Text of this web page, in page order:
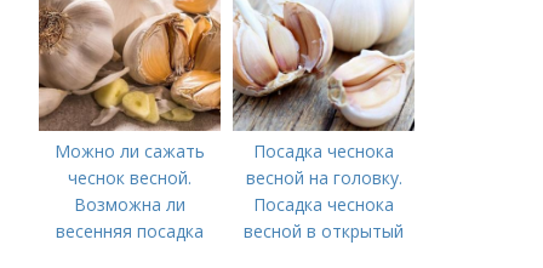
Можно ли сажать
чеснок весной.
Возможна ли
весенняя посадка
Посадка чеснока
весной на головку.
Посадка чеснока
весной в открытый